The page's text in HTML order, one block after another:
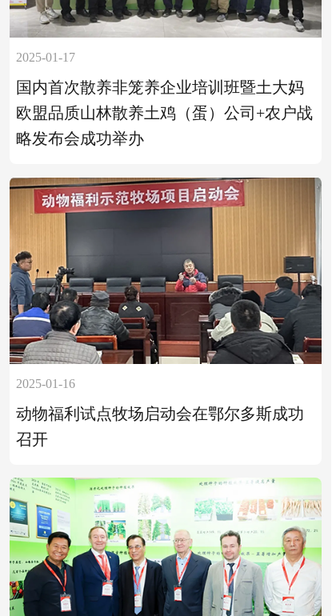
2025-01-17
国内首次散养非笼养企业培训班暨土大妈
欧盟品质山林散养土鸡（蛋）公司+农户战
略发布会成功举办
2025-01-16
动物福利试点牧场启动会在鄂尔多斯成功
召开